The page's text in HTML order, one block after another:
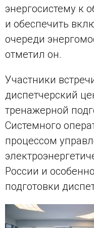
энергосистему к
и обеспечить
очереди
отметил он.
Участники
диспетчерский
тренажерной
Системного
процессом
России и
подготовки